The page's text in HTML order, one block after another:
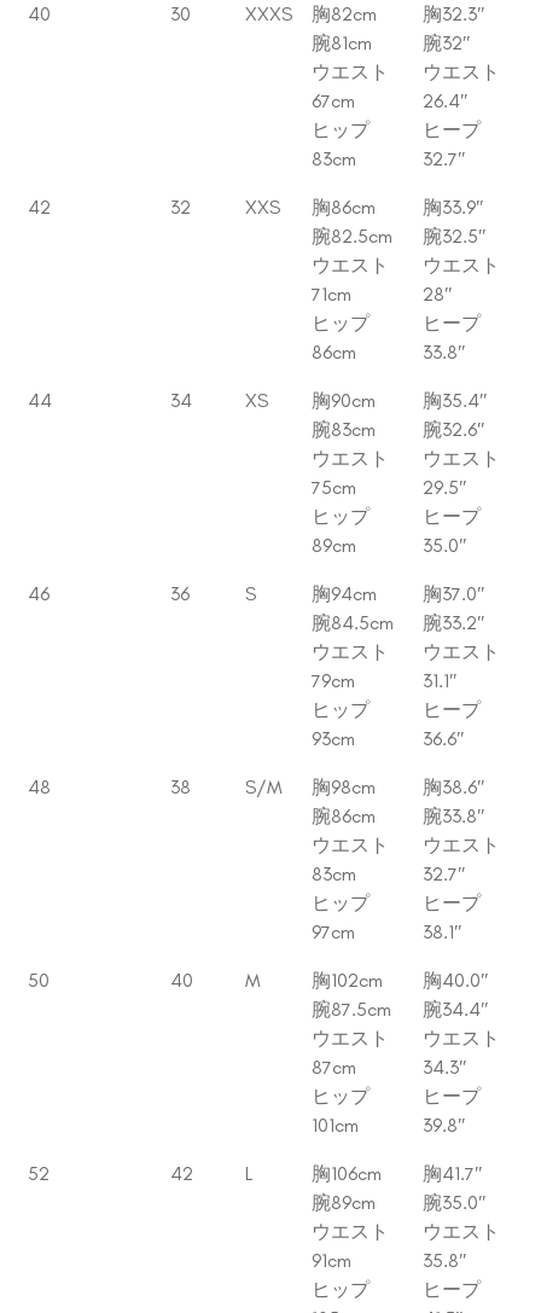
40 30 XXXS
胸82cm
腕81cm
ウエスト
67cm
ヒップ
83cm
胸32.3″
腕32″
ウエスト
26.4″
ヒープ
32.7″
42 32 XXS
胸86cm
腕82.5cm
ウエスト
71cm
ヒップ
86cm
胸33.9″
腕32.5″
ウエスト
28″
ヒープ
33.8″
44 34 XS
胸90cm
腕83cm
ウエスト
75cm
ヒップ
89cm
胸35.4″
腕32.6″
ウエスト
29.5″
ヒープ
35.0″
46 36 S
胸94cm
腕84.5cm
ウエスト
79cm
ヒップ
93cm
胸37.0″
腕33.2″
ウエスト
31.1″
ヒープ
36.6″
48 38 S/M
胸98cm
腕86cm
ウエスト
83cm
ヒップ
97cm
胸38.6″
腕33.8″
ウエスト
32.7″
ヒープ
38.1″
50 40 M
胸102cm
腕87.5cm
ウエスト
87cm
ヒップ
101cm
胸40.0″
腕34.4″
ウエスト
34.3″
ヒープ
39.8″
52 42 L
胸106cm
腕89cm
ウエスト
91cm
ヒップ
胸41.7″
腕35.0″
ウエスト
35.8″
ヒープ